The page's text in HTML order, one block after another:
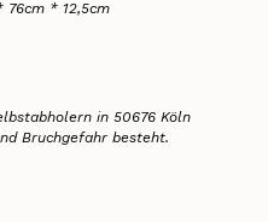
76cm * 12,5cm
in 50676 Köln
Bruchgefahr besteht.